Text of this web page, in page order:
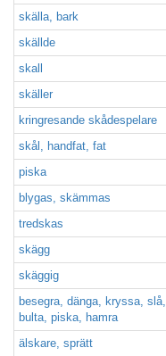
skälla, bark
skällde
skall
skäller
kringresande skådespelare
skål, handfat, fat
piska
blygas, skämmas
tredskas
skägg
skäggig
besegra, dänga, kryssa, slå,
bulta, piska, hamra
älskare, sprätt